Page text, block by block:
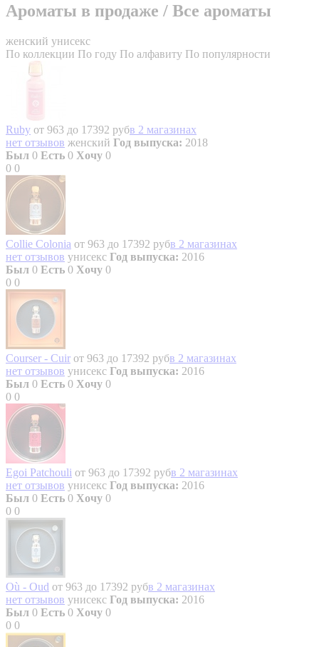
Ароматы в продаже / Все ароматы
женский унисекс
По коллекции По году По алфавиту По популярности
Ruby от 963 до 17392 рубв 2 магазинах
нет отзывов женский Год выпуска: 2018
Был 0 Есть 0 Хочу 0
0 0
Collie Colonia от 963 до 17392 рубв 2 магазинах
нет отзывов унисекс Год выпуска: 2016
Был 0 Есть 0 Хочу 0
0 0
Courser - Cuir от 963 до 17392 рубв 2 магазинах
нет отзывов унисекс Год выпуска: 2016
Был 0 Есть 0 Хочу 0
0 0
Egoi Patchouli от 963 до 17392 рубв 2 магазинах
нет отзывов унисекс Год выпуска: 2016
Был 0 Есть 0 Хочу 0
0 0
Où - Oud от 963 до 17392 рубв 2 магазинах
нет отзывов унисекс Год выпуска: 2016
Был 0 Есть 0 Хочу 0
0 0